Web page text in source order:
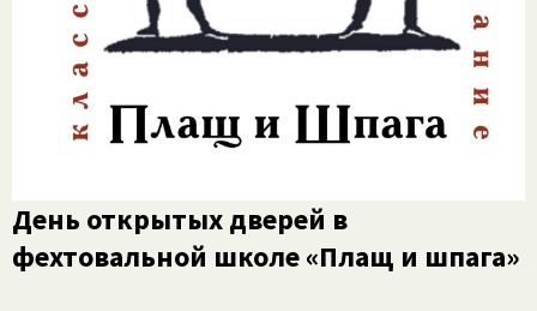
День открытых дверей в
фехтовальной школе «Плащ и шпага»